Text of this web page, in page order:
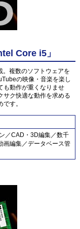
Core i5」
。複数のソフトウェアを
の映像・音楽を楽し
も動作が重くなりませ
サク快適な動作を求める
す。
／CAD・3D編集／数千
画編集／データベース管